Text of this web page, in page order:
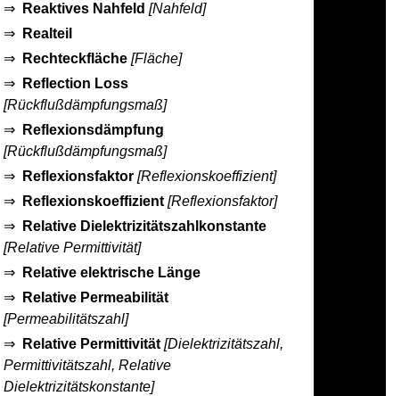
⇒
Reaktives Nahfeld [Nahfeld]
⇒
Realteil
⇒
Rechteckfläche [Fläche]
⇒
Reflection Loss
[Rückflußdämpfungsmaß]
⇒
Reflexionsdämpfung
[Rückflußdämpfungsmaß]
⇒
Reflexionsfaktor [Reflexionskoeffizient]
⇒
Reflexionskoeffizient [Reflexionsfaktor]
⇒
Relative Dielektrizitätszahlkonstante
[Relative Permittivität]
⇒
Relative elektrische Länge
⇒
Relative Permeabilität
[Permeabilitätszahl]
⇒
Relative Permittivität [Dielektrizitätszahl,
Permittivitätszahl, Relative
Dielektrizitätskonstante]